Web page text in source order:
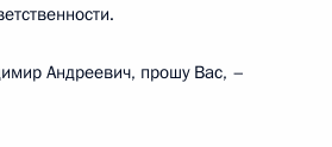
Андреевич, прошу Вас, –